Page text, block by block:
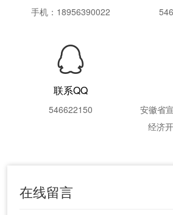
手机：18956390022
联系QQ
546622150
安徽省
经济
在线留言